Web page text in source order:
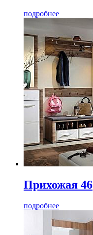
подробнее
Прихожая 46
подробнее